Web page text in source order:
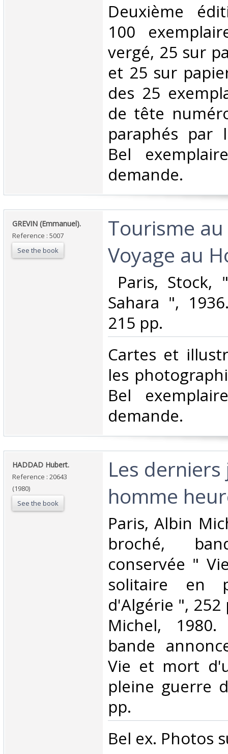
‎Deuxième
100
vergé, 25 sur
et 25 sur
des 25
de tête
paraphés par
Bel
demande.‎
‎GREVIN (Emmanuel).‎
Reference : 5007
See the book
‎Tourisme
Voyage au
Paris,
Sahara ",
215 pp. ‎
‎Cartes et
les
Bel
demande.‎
‎HADDAD Hubert.‎
Reference : 20643
(1980)
See the book
‎Les
homme
‎Paris, Albin
broché,
conservée "
solitaire en
d'Algérie ", 252
Michel,
bande
Vie et mort
pleine guerre
pp. ‎
‎Bel ex. Photos